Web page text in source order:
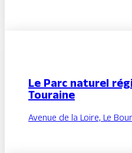
Le Parc naturel
Touraine
Avenue de la Loire, Le